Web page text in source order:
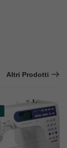
Altri Prodotti